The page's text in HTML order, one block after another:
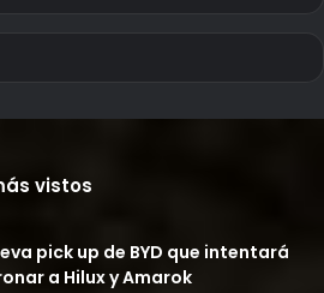
vistos
pick up de BYD que intentará
a Hilux y Amarok